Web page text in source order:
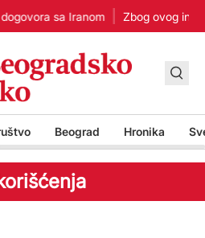
sa Iranom Zbog ovog
Beograd Hronika